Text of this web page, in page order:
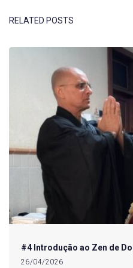
RELATED POSTS
#4 Introdução ao Zen de
26/04/2026